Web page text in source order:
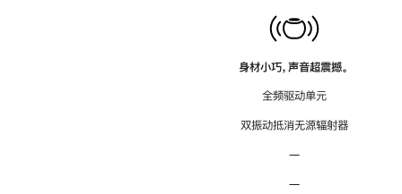
身材小巧，声音超震撼。
全频驱动单元
双振动抵消无源辐射器
—
—